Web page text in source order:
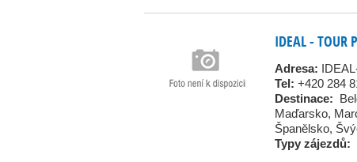
IDEAL - TOUR
Adresa:
Tel: +420 284
Destinace:
Maďarsko,
Španělsko,
Typy zájezdů: